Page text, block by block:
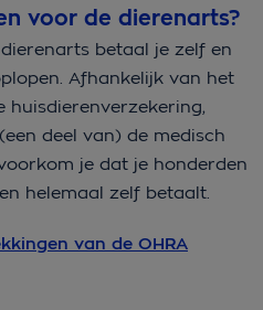
voor de dierenarts?
betaal je zelf en
Afhankelijk van het
huisdierenverzekering,
deel van) de medisch
je dat je honderden
helemaal zelf betaalt.
van de OHRA